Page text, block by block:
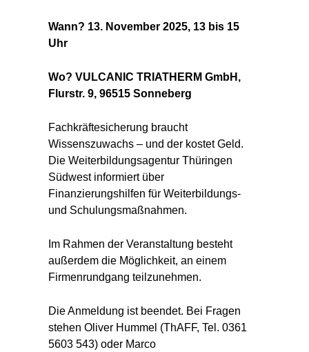
Wann? 13. November 2025, 13 bis 15
Uhr
Wo? VULCANIC TRIATHERM GmbH,
Flurstr. 9, 96515 Sonneberg
Fachkräftesicherung braucht
Wissenszuwachs – und der kostet Geld.
Die Weiterbildungsagentur Thüringen
Südwest informiert über
Finanzierungshilfen für Weiterbildungs-
und Schulungsmaßnahmen.
Im Rahmen der Veranstaltung besteht
außerdem die Möglichkeit, an einem
Firmenrundgang teilzunehmen.
Die Anmeldung ist beendet. Bei Fragen
stehen Oliver Hummel (ThAFF, Tel. 0361
5603 543) oder Marco